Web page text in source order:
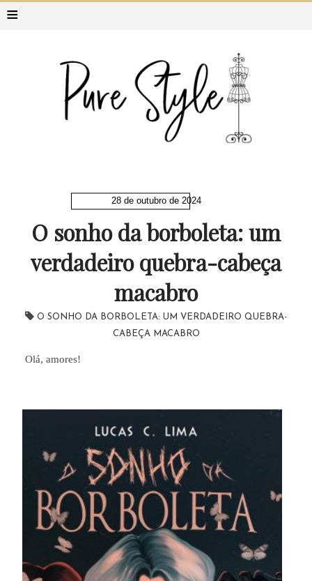
≡
28 de outubro de 2024
O sonho da borboleta: um
verdadeiro quebra-cabeça
macabro
O SONHO DA BORBOLETA: UM VERDADEIRO QUEBRA-
CABEÇA MACABRO
Olá, amores!